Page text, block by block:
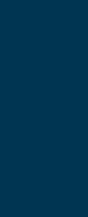
verwendet,
und